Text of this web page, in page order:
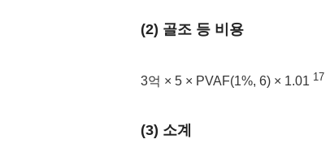
(2) 골조 등 비용
3억 × 5 × PVAF(1%, 6) × 1.01 17
(3) 소계